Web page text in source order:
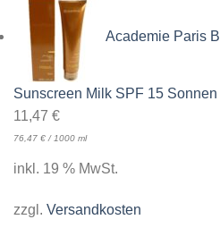
Academie Paris
Sunscreen Milk SPF 15
11,47 €
76,47 € / 1000 ml
inkl. 19 % MwSt.
zzgl. Versandkosten